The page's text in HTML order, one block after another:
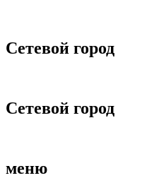
Сетевой город
Сетевой город
меню